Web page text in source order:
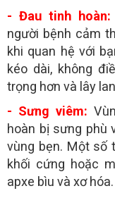
- Đau tinh hoàn:
người bệnh cảm
khi quan hệ với
kéo dài, không
trọng hơn và lây
- Sưng viêm:
hoàn bị sưng phù
vùng bẹn. Một số
khối cứng hoặc
apxe bìu và xơ hóa.